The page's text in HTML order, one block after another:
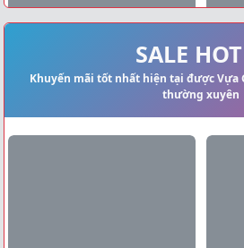
SALE
Khuyến mãi tốt nhất hiện tại được Vựa
thường xuyên